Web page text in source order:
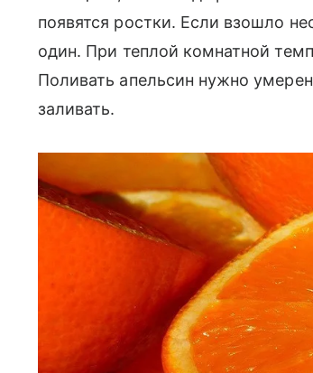
появятся ростки. Если взошло
один. При теплой комнатной
Поливать апельсин нужно
заливать.